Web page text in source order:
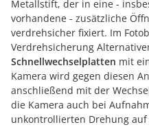
Metallstift, der in eine -
vorhandene - zusätzliche
verdrehsicher fixiert. Im
Verdrehsicherung
Schnellwechselplatten mit
Kamera wird gegen diesen
anschließend mit der
die Kamera auch bei
unkontrollierten Drehung auf